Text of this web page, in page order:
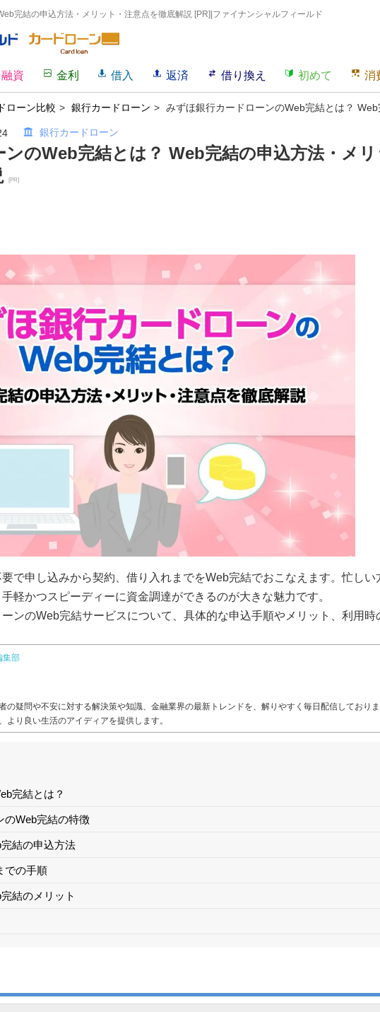
完結の申込方法・メリット・注意点を徹底解説 [PR]|ファイナンシャルフィールド
資 金利 借入 返済 借り換え 初めて 消
ローン比較 銀行カードローン みずほ銀行カードローンのWeb完結とは？
銀行カードローン
のWeb完結とは？ Web完結の申込方法・メリ
[PR]
で申し込みから契約、借り入れまでをWeb完結でおこなえます。忙しい
軽かつスピーディーに資金調達ができるのが大きな魅力です。
ンのWeb完結サービスについて、具体的な申込手順やメリット、利用時
集部
の疑問や不安に対する解決策や知識、金融業界の最新トレンドを、解りやすく毎日配信しており
より良い生活のアイディアを提供します。
完結とは？
のWeb完結の特徴
結の申込方法
での手順
結のメリット
結の注意点